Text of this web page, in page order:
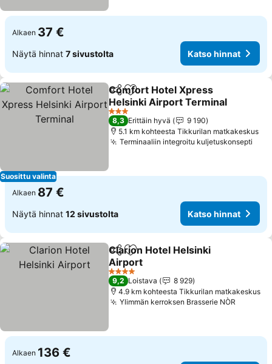
Alkaen 37 €
Näytä hinnat 7 sivustolta Katso hinnat
Suosittu valinta
Jaa Lisää suosikkeihin
Comfort Hotel Xpress
Helsinki Airport Terminal
3 Tähtiluokitus
8,3 Erittäin hyvä
9 190
5.1 km kohteesta Tikkurilan matkakeskus
Terminaaliin integroitu kuljetuskonsepti
Alkaen 87 €
Näytä hinnat 12 sivustolta Katso hinnat
Jaa Lisää suosikkeihin
Clarion Hotel Helsinki
Airport
4 Tähtiluokitus
9,2 Loistava
8 929
4.9 km kohteesta Tikkurilan matkakeskus
Ylimmän kerroksen Brasserie NÒR
Alkaen 136 €